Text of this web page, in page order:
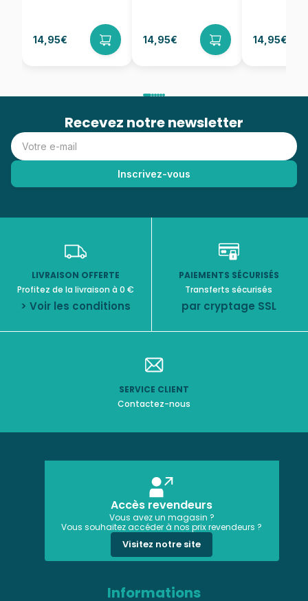
14,95€ 14,95€ 14,95€
Recevez notre newsletter
LIVRAISON OFFERTE
Profitez de la livraison à 0 €
> Voir les conditions
PAIEMENTS SÉCURISÉS
Transferts sécurisés
par cryptage SSL
SERVICE CLIENT
Contactez-nous
Accès revendeurs
Vous avez un magasin ?
Vous souhaitez accéder à nos prix revendeurs ?
Visitez notre site
Informations